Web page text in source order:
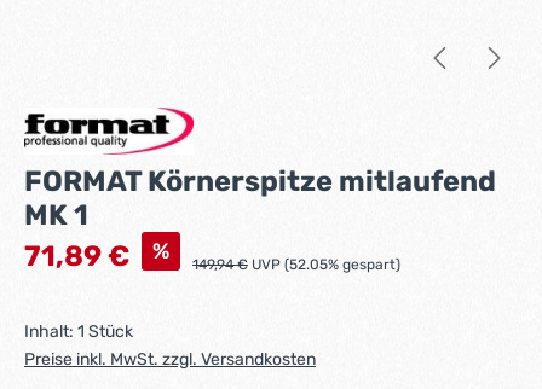
FORMAT Körnerspitze mitlaufend
MK 1
Verkaufspreis:
71,89 € % Regulärer Preis:
149,94 € UVP (52.05% gespart)
Inhalt: 1 Stück
Preise inkl. MwSt. zzgl. Versandkosten